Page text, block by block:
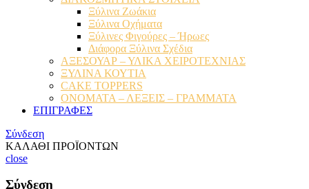
Ξύλινα Ζωάκια
Ξύλινα Οχήματα
Ξύλινες Φιγούρες – Ήρωες
Διάφορα Ξύλινα Σχέδια
ΑΞΕΣΟΥΑΡ – ΥΛΙΚΑ ΧΕΙΡΟΤΕΧΝΙΑΣ
ΞΥΛΙΝΑ ΚΟΥΤΙΑ
CAKE TOPPERS
ΟΝΟΜΑΤΑ – ΛΕΞΕΙΣ – ΓΡΑΜΜΑΤΑ
ΕΠΙΓΡΑΦΕΣ
Σύνδεση
ΚΑΛΑΘΙ ΠΡΟΪΟΝΤΩΝ
close
Σύνδεση